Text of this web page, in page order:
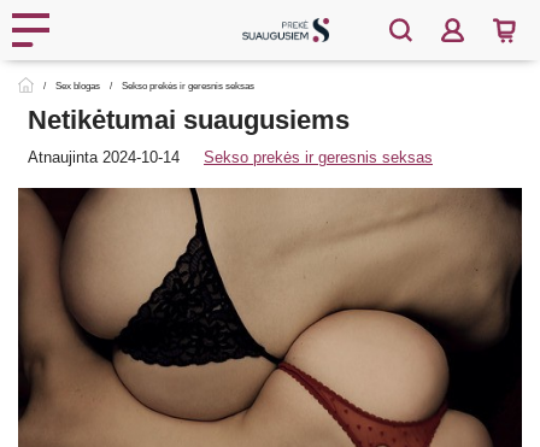
Sex blogas Sekso prekės ir geresnis seksas
Netikėtumai suaugusiems
Atnaujinta 2024-10-14 Sekso prekės ir geresnis seksas